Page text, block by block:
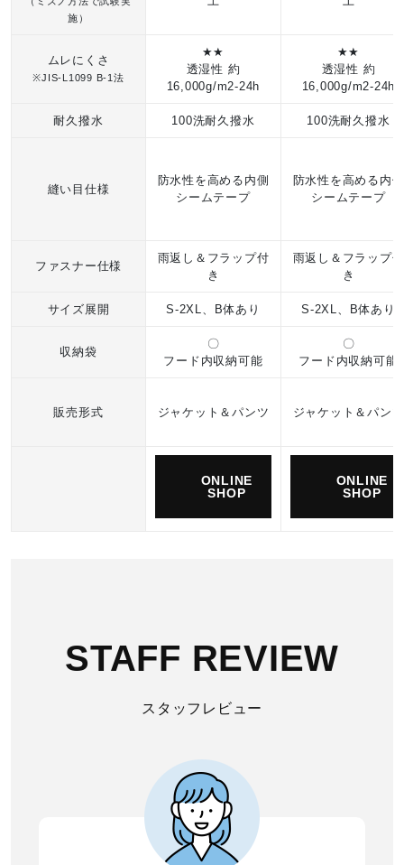
施）
ムレにくさ
※JIS-L1099 B-1法
★★
透湿性 約
16,000g/m2-24h
★★
透湿性 約
16,000g/m2-24h
耐久撥水 100洗耐久撥水 100洗耐久撥水
縫い目仕様
防水性を高める内側
シームテープ
防水性を高める内側
シームテープ
ファスナー仕様
雨返し＆フラップ付
き
雨返し＆フラップ付
き
サイズ展開 S-2XL、B体あり S-2XL、B体あり
収納袋
〇
フード内収納可能
〇
フード内収納可能
販売形式 ジャケット＆パンツ ジャケット＆パンツ
ONLINE
SHOP
ONLINE
SHOP
STAFF REVIEW
スタッフレビュー